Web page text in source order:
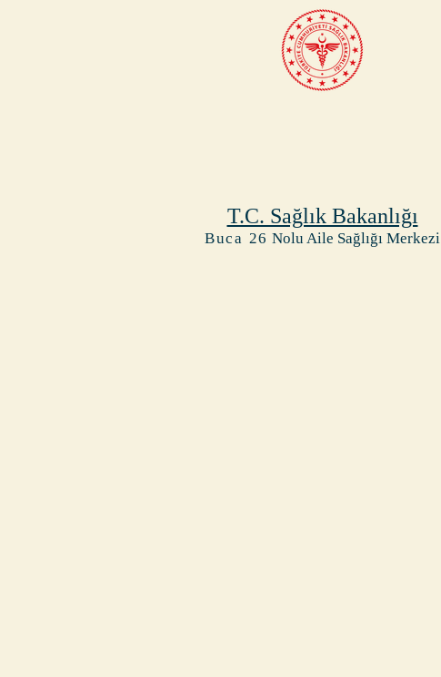
T.C. Sağlık Bakanlığı
Buca 26 Nolu Aile Sağlığı Merkezi